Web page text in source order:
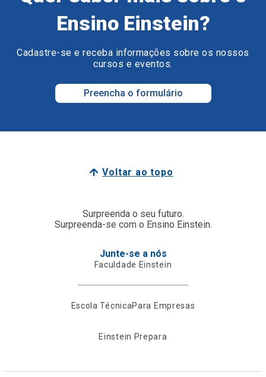
Ensino Einstein?
Cadastre-se e receba informações sobre os nossos
cursos e eventos.
Preencha o formulário
Voltar ao topo
Surpreenda o seu futuro.
Surpreenda-se com o Ensino Einstein.
Junte-se a nós
Faculdade Einstein
Escola TécnicaPara Empresas
Einstein Prepara